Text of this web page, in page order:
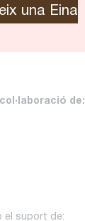
una Eina
de:
el suport de: